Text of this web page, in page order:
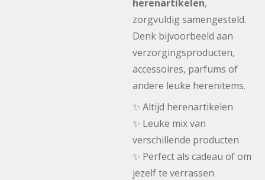
herenartikelen,
zorgvuldig samengesteld.
Denk bijvoorbeeld aan
verzorgingsproducten,
accessoires, parfums of
andere leuke herenitems.
✨ Altijd herenartikelen
✨ Leuke mix van
verschillende producten
✨ Perfect als cadeau of om
jezelf te verrassen